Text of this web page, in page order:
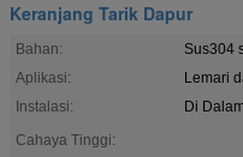
Keranjang Tarik Dapur
Bahan:
Sus304
Aplikasi:
Lemari
Instalasi:
Di
Cahaya Tinggi: